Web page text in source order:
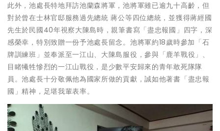
此外，池處長特地拜訪池蘭森將軍，池將軍雖已逾九十高齡，但
對於曾在士林官邸服務過先總統 蔣公等四位總統，並獲得蔣經國
先生於民國40年視察大陳島時，親筆書寫「盡忠報國」四字，深
感榮幸，特別致贈一份予池處長留念。池將軍約18歲時參加「石
牌訓練班」並奉派至一江山、大陳島服役，參與「鹿羊戰役」、
目睹犧牲慘烈的一江山戰役，是少數平安歸來的青年敢死隊隊
員。池處長十分敬佩他為國家所做的貢獻，誠如他著書「盡忠報
國」精神，足堪我輩表率。